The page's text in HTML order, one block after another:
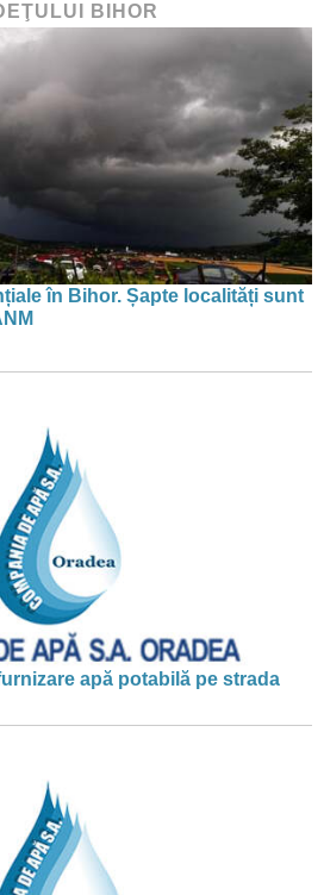
BIHOR
în Bihor. Șapte localități sunt
apă potabilă pe strada